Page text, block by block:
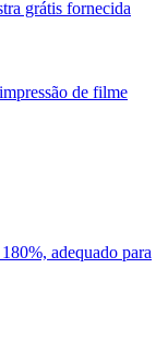
de filme
adequado para